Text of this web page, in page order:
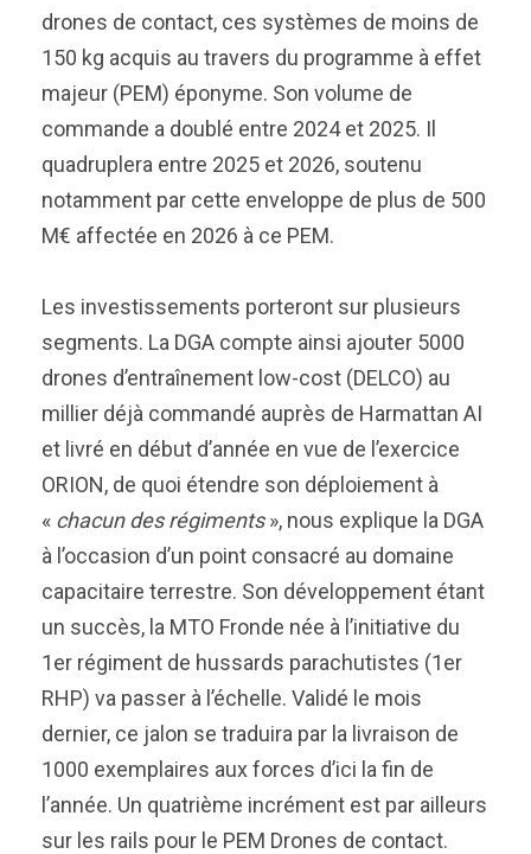
drones de contact, ces systèmes de moins de
150 kg acquis au travers du programme à effet
majeur (PEM) éponyme. Son volume de
commande a doublé entre 2024 et 2025. Il
quadruplera entre 2025 et 2026, soutenu
notamment par cette enveloppe de plus de 500
M€ affectée en 2026 à ce PEM.
Les investissements porteront sur plusieurs
segments. La DGA compte ainsi ajouter 5000
drones d’entraînement low-cost (DELCO) au
millier déjà commandé auprès de Harmattan AI
et livré en début d’année en vue de l’exercice
ORION, de quoi étendre son déploiement à
« chacun des régiments», nous explique la DGA
à l’occasion d’un point consacré au domaine
capacitaire terrestre. Son développement étant
un succès, la MTO Fronde née à l’initiative du
1er régiment de hussards parachutistes (1er
RHP) va passer à l’échelle. Validé le mois
dernier, ce jalon se traduira par la livraison de
1000 exemplaires aux forces d’ici la fin de
l’année. Un quatrième incrément est par ailleurs
sur les rails pour le PEM Drones de contact.